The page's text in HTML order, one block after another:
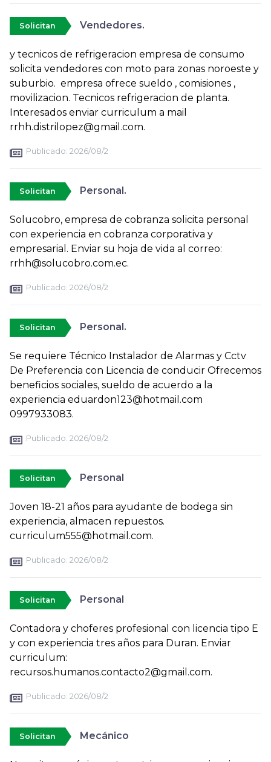
Solicitan Vendedores.
y tecnicos de refrigeracion empresa de consumo
solicita vendedores con moto para zonas noroeste y
suburbio. empresa ofrece sueldo , comisiones ,
movilizacion. Tecnicos refrigeracion de planta.
Interesados enviar curriculum a mail
rrhh.distrilopez@gmail.com.
Publicado: 2026/08/2
Solicitan Personal.
Solucobro, empresa de cobranza solicita personal
con experiencia en cobranza corporativa y
empresarial. Enviar su hoja de vida al correo:
rrhh@solucobro.com.ec.
Publicado: 2026/08/2
Solicitan Personal.
Se requiere Técnico Instalador de Alarmas y Cctv
De Preferencia con Licencia de conducir Ofrecemos
beneficios sociales, sueldo de acuerdo a la
experiencia eduardon123@hotmail.com
0997933083.
Publicado: 2026/08/2
Solicitan Personal
Joven 18-21 años para ayudante de bodega sin
experiencia, almacen repuestos.
curriculum555@hotmail.com.
Publicado: 2026/08/2
Solicitan Personal
Contadora y choferes profesional con licencia tipo E
y con experiencia tres años para Duran. Enviar
curriculum:
recursos.humanos.contacto2@gmail.com.
Publicado: 2026/08/2
Solicitan Mecánico